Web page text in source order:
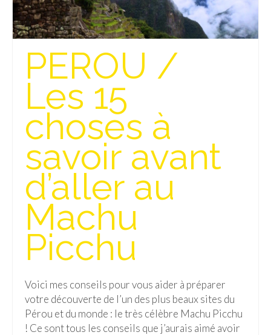
Bolivie
Lac Titicaca
Salar d’Uyuni
Sucre
Paraguay
Pérou
Lac Titicaca
Machu Picchu
Chine
Beijing
PEROU /
Les 15
choses à
savoir avant
d’aller au
Machu
Picchu
Voici mes conseils pour vous aider à préparer
votre découverte de l’un des plus beaux sites du
Pérou et du monde : le très célèbre Machu Picchu
! Ce sont tous les conseils que j’aurais aimé avoir